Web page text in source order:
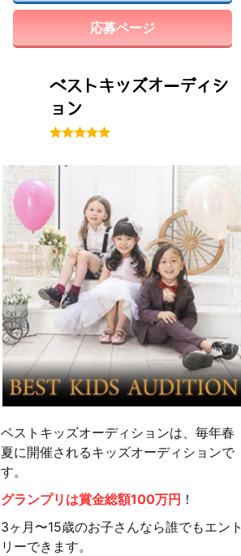
応募ページ
ベストキッズオーディシ
ョン
ベストキッズオーディションは、毎年春
夏に開催されるキッズオーディションで
す。
グランプリは賞金総額100万円 ！
3ヶ月〜15歳のお子さんなら誰でもエント
リーできます。